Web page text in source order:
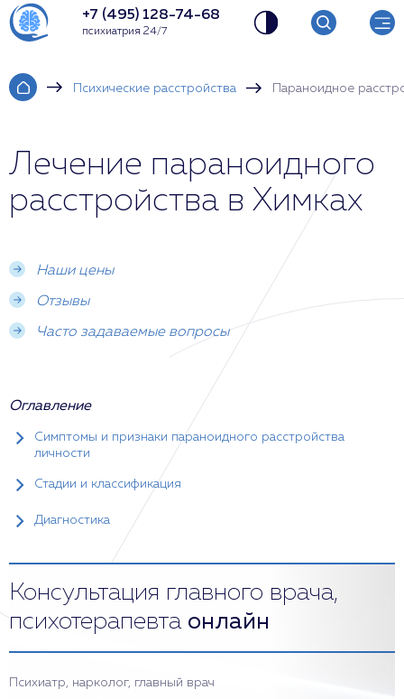
+7 (495) 128-74-68
психиатрия 24/7
Психические расстройства Параноидное
Лечение параноидного
расстройства в Химках
Наши цены
Отзывы
Часто задаваемые вопросы
Оглавление
Симптомы и признаки параноидного расстройства
личности
Стадии и классификация
Диагностика
Консультация главного врача,
психотерапевта онлайн
Психиатр, нарколог, главный врач